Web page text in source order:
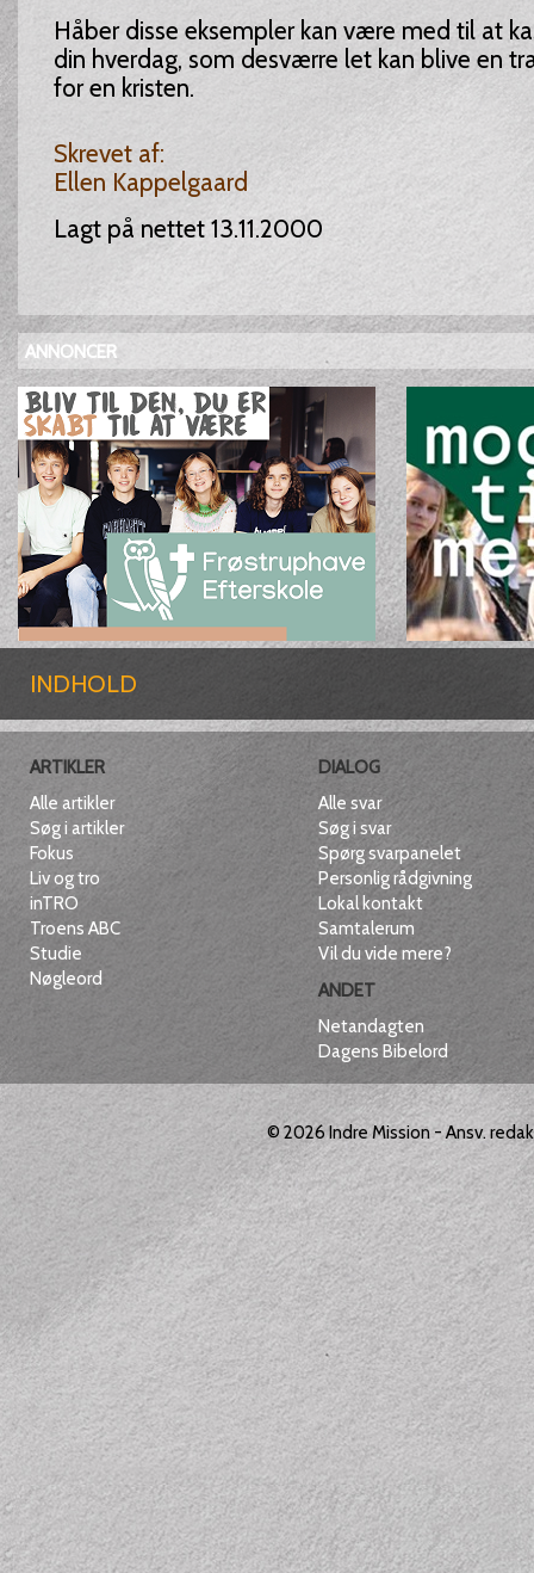
Håber disse eksempler kan være med til at
din hverdag, som desværre let kan blive en
for en kristen.
Skrevet af:
Ellen Kappelgaard
Lagt på nettet 13.11.2000
ANNONCER
INDHOLD
ARTIKLER
Alle artikler
Søg i artikler
Fokus
Liv og tro
inTRO
Troens ABC
Studie
Nøgleord
DIALOG
Alle svar
Søg i svar
Spørg svarpanelet
Personlig rådgivning
Lokal kontakt
Samtalerum
Vil du vide mere?
ANDET
Netandagten
Dagens Bibelord
© 2026Indre Mission- Ansv.